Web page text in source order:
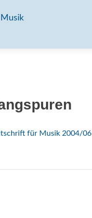
für Musik 2004/06